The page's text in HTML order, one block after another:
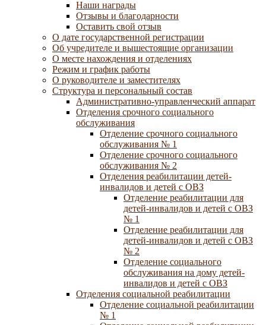
Наши награды
Отзывы и благодарности
Оставить свой отзыв
О дате государственной регистрации
Об учредителе и вышестоящие организации
О месте нахождения и отделениях
Режим и график работы
О руководителе и заместителях
Структура и персональный состав
Административно-управленческий аппарат
Отделения срочного социального
обслуживания
Отделение срочного социального
обслуживания № 1
Отделение срочного социального
обслуживания № 2
Отделения реабилитации детей-
инвалидов и детей с ОВЗ
Отделение реабилитации для
детей-инвалидов и детей с ОВЗ
№ 1
Отделение реабилитации для
детей-инвалидов и детей с ОВЗ
№ 2
Отделение социального
обслуживания на дому детей-
инвалидов и детей с ОВЗ
Отделения социальной реабилитации
Отделение социальной реабилитации
№ 1